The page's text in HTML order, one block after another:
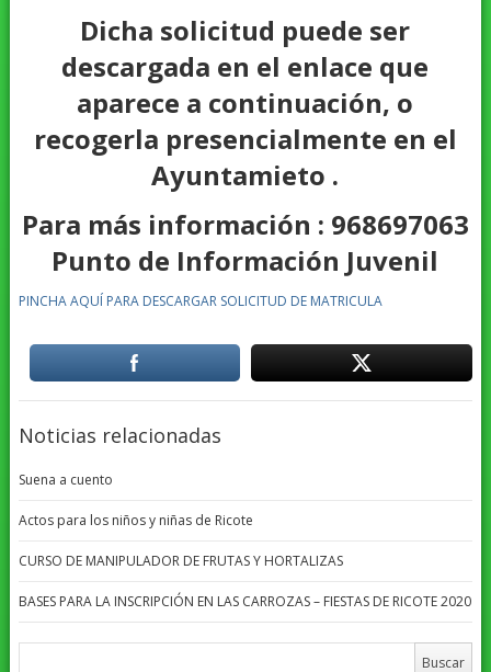
Dicha solicitud puede ser
descargada en el enlace que
aparece a continuación, o
recogerla presencialmente en el
Ayuntamieto .
Para más información : 968697063
Punto de Información Juvenil
PINCHA AQUÍ PARA DESCARGAR SOLICITUD DE MATRICULA
Noticias relacionadas
Suena a cuento
Actos para los niños y niñas de Ricote
CURSO DE MANIPULADOR DE FRUTAS Y HORTALIZAS
BASES PARA LA INSCRIPCIÓN EN LAS CARROZAS – FIESTAS DE RICOTE 2020